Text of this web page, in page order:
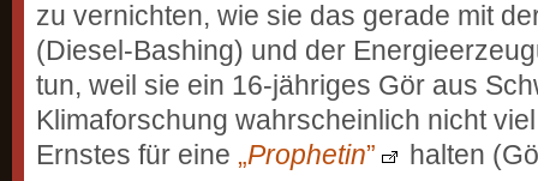
zu vernichten, wie sie das gerade mit
(Diesel-Bashing) und der
tun, weil sie ein 16-jähriges Gör aus
Klimaforschung wahrscheinlich nicht
Ernstes für eine „Prophetin”
halten